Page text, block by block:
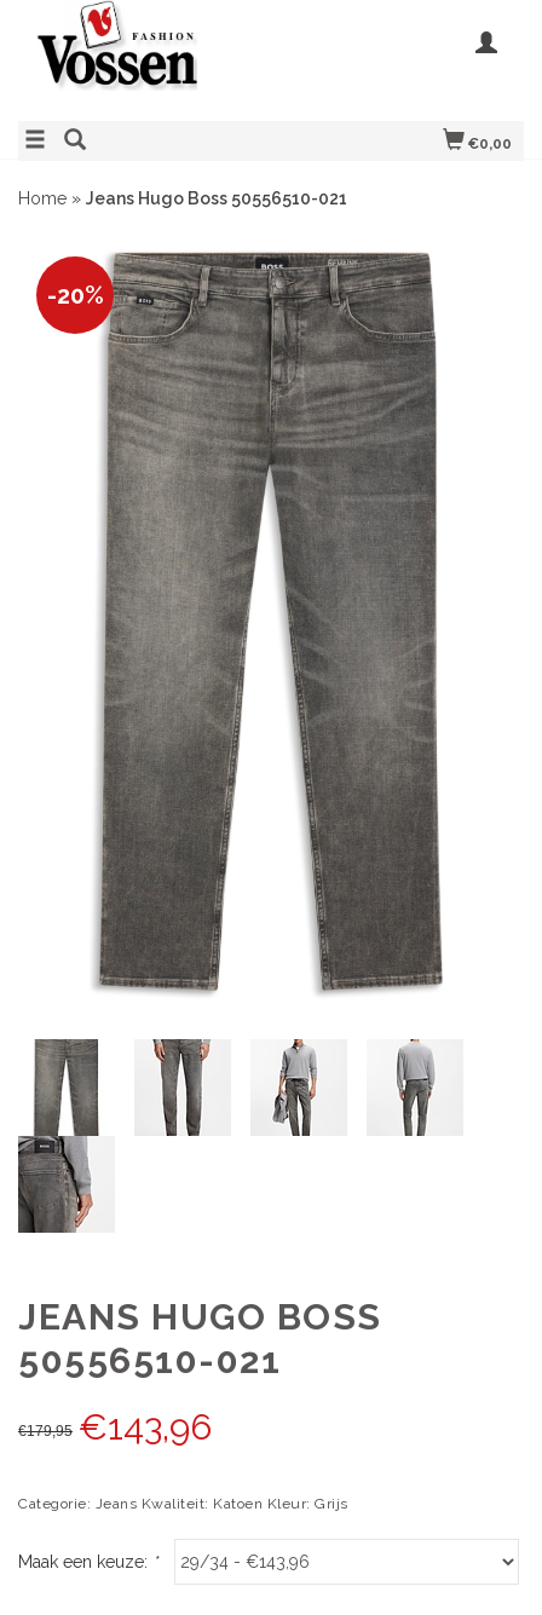
€0,00
Home » Jeans Hugo Boss 50556510-021
-20%
JEANS HUGO BOSS
50556510-021
€179,95 €143,96
Categorie: Jeans Kwaliteit: Katoen Kleur: Grijs
Maak een keuze: *